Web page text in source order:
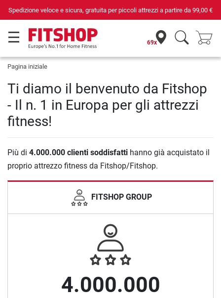
Spedizione veloce e sicura, gratuita per piccoli attrezzi a partire da 99,00 €
69x
Pagina iniziale
Ti diamo il benvenuto da Fitshop
- Il n. 1 in Europa per gli attrezzi
fitness!
Più di 4.000.000 clienti soddisfatti hanno già acquistato il
proprio attrezzo fitness da Fitshop/Fitshop.
FITSHOP GROUP
4.000.000